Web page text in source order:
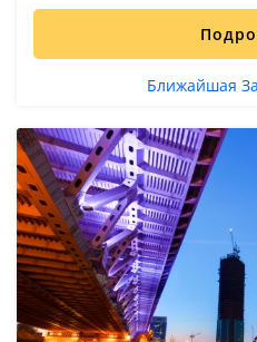
Ближайшая